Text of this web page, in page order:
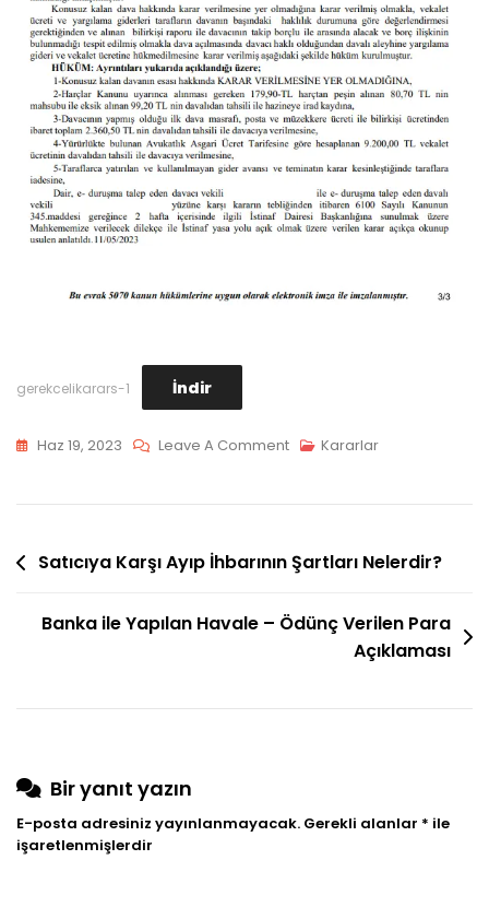
gerekcelikarars-1 İndir
Haz 19, 2023 Leave A CommentOn
89/3
İhbarnamesine
Açılan
Kararlar
Yazı
Satıcıya Karşı Ayıp İhbarının Şartları Nelerdir?
Banka ile Yapılan Havale – Ödünç Verilen Para
Açıklaması
Bir yanıt yazın
E-posta adresiniz yayınlanmayacak. Gerekli alanlar * ile
işaretlenmişlerdir